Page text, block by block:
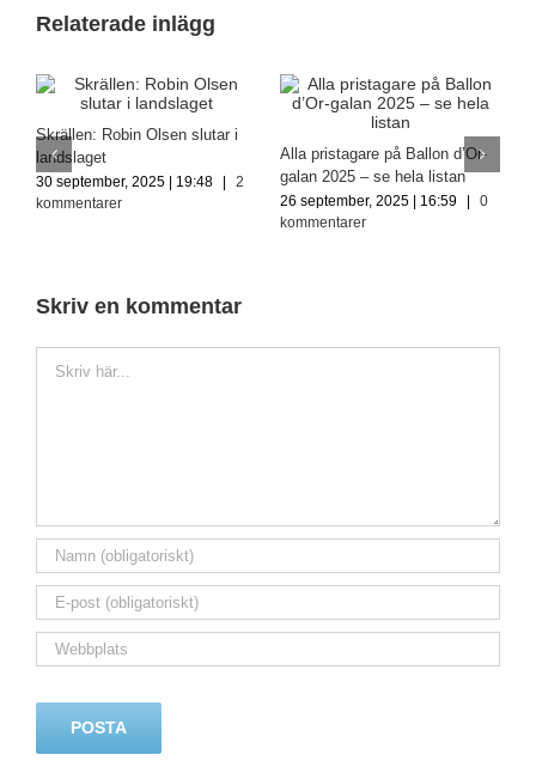
Relaterade inlägg
Skrällen: Robin Olsen slutar i
landslaget
30 september, 2025 | 19:48 |
2
kommentarer
Alla pristagare på Ballon d’Or-
galan 2025 – se hela listan
26 september, 2025 | 16:59 |
0
kommentarer
Skriv en kommentar